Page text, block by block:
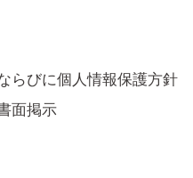
らびに個人情報保護方針
面掲示